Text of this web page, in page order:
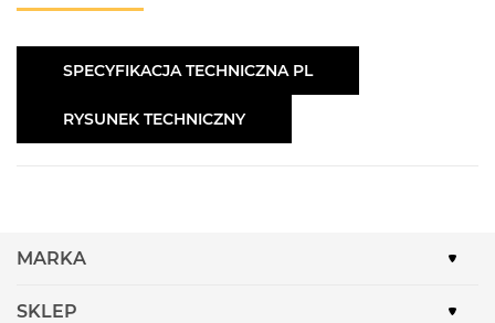
SPECYFIKACJA TECHNICZNA PL
RYSUNEK TECHNICZNY
MARKA
SKLEP